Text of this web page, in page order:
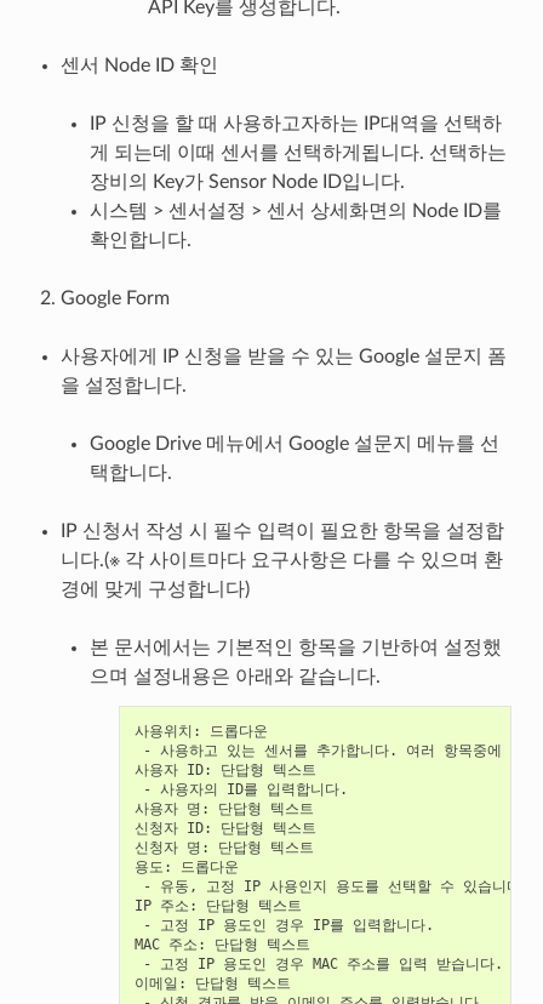
API Key를 생성합니다.
센서 Node ID 확인
IP 신청을 할 때 사용하고자하는 IP대역을 선택하
게 되는데 이때 센서를 선택하게됩니다. 선택하는
장비의 Key가 Sensor Node ID입니다.
시스템 > 센서설정 > 센서 상세화면의 Node ID를
확인합니다.
Google Form
사용자에게 IP 신청을 받을 수 있는 Google 설문지 폼
을 설정합니다.
Google Drive 메뉴에서 Google 설문지 메뉴를 선
택합니다.
IP 신청서 작성 시 필수 입력이 필요한 항목을 설정합
니다.(※ 각 사이트마다 요구사항은 다를 수 있으며 환
경에 맞게 구성합니다)
본 문서에서는 기본적인 항목을 기반하여 설정했
으며 설정내용은 아래와 같습니다.
사용위치: 드롭다운
- 사용하고 있는 센서를 추가합니다. 여러 항목중에 선
사용자 ID: 단답형 텍스트
- 사용자의 ID를 입력합니다.
사용자 명: 단답형 텍스트
신청자 ID: 단답형 텍스트
신청자 명: 단답형 텍스트
용도: 드롭다운
- 유동, 고정 IP 사용인지 용도를 선택할 수 있습니다.
IP 주소: 단답형 텍스트
- 고정 IP 용도인 경우 IP를 입력합니다.
MAC 주소: 단답형 텍스트
- 고정 IP 용도인 경우 MAC 주소를 입력 받습니다.
이메일: 단답형 텍스트